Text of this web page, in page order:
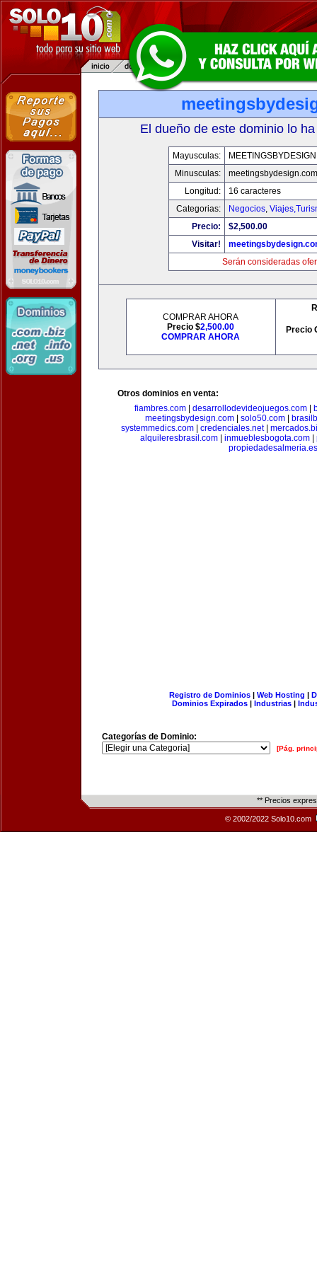
El dueño de este dominio lo
Mayusculas:
Minusculas:
meetingsbydesign.com
Longitud:
16 caracteres
Categorias:
Negocios,
Precio:
$2,500.00
Visitar!
Serán consideradas
COMPRAR AHORA
Precio $2,500.00
COMPRAR AHORA
Precio
Otros dominios en venta:
fiambres.com| desarrollodevideojuegos.com|
meetingsbydesign.com
solo50.com
systemmedics.com| credenciales.net|
alquileresbrasil.com| inmueblesbogota.com|
propiedadesalmeria.es
Registro de Dominios| Web Hosting |
Dominios Expirados | Industrias |
Categorías de Dominio:
[Pág.
** Precios
© 2002/2022 Solo10.com